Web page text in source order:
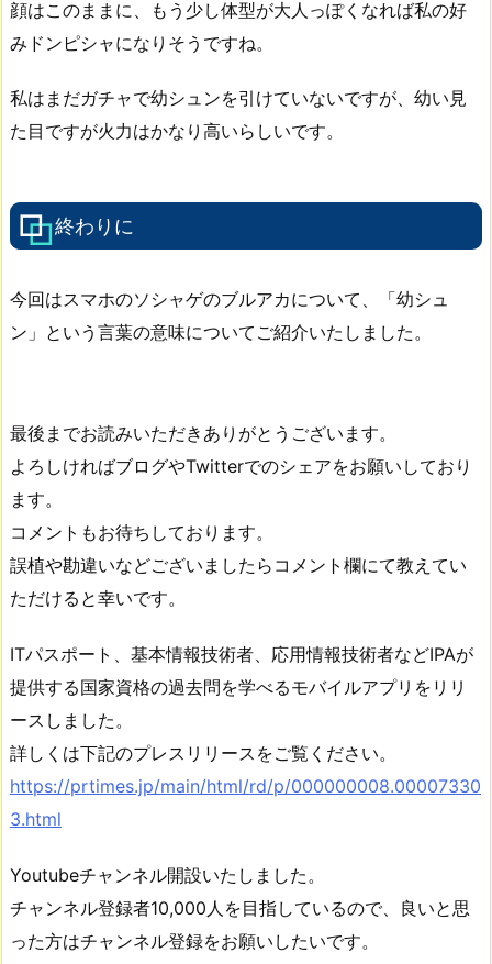
顔はこのままに、もう少し体型が大人っぽくなれば私の好
みドンピシャになりそうですね。
私はまだガチャで幼シュンを引けていないですが、幼い見
た目ですが火力はかなり高いらしいです。
終わりに
今回はスマホのソシャゲのブルアカについて、「幼シュ
ン」という言葉の意味についてご紹介いたしました。
最後までお読みいただきありがとうございます。
よろしければブログやTwitterでのシェアをお願いしており
ます。
コメントもお待ちしております。
誤植や勘違いなどございましたらコメント欄にて教えてい
ただけると幸いです。
ITパスポート、基本情報技術者、応用情報技術者などIPAが
提供する国家資格の過去問を学べるモバイルアプリをリリ
ースしました。
詳しくは下記のプレスリリースをご覧ください。
https://prtimes.jp/main/html/rd/p/000000008.00007330
3.html
Youtubeチャンネル開設いたしました。
チャンネル登録者10,000人を目指しているので、良いと思
った方はチャンネル登録をお願いしたいです。